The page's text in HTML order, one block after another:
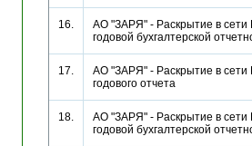
16.
АО "ЗАРЯ" - Раскрытие в сети
годовой бухгалтерской
17.
АО "ЗАРЯ" - Раскрытие в сети
годового отчета
18.
АО "ЗАРЯ" - Раскрытие в сети
годовой бухгалтерской